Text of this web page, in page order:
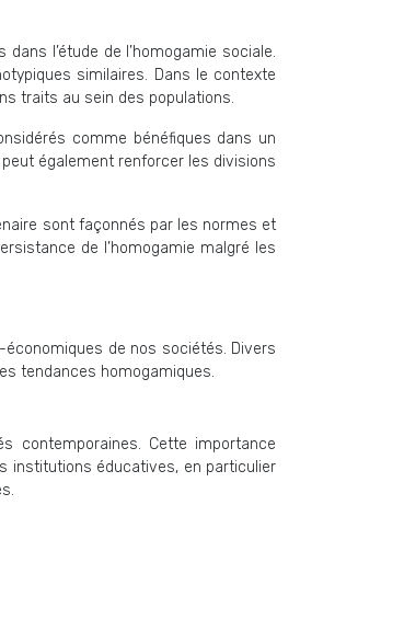
l’étude de l’homogamie sociale.
similaires. Dans le contexte
traits au sein des populations.
comme bénéfiques dans un
également renforcer les divisions
sont façonnés par les normes et
de l’homogamie malgré les
de nos sociétés. Divers
tendances homogamiques.
contemporaines. Cette importance
institutions éducatives, en particulier